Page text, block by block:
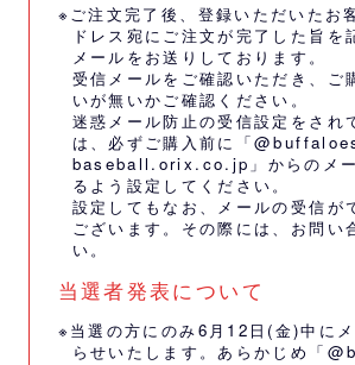
※ご注文完了後、登録いただいたお
ドレス宛にご注文が完了した旨を
メールをお送りしております。
受信メールをご確認いただき、ご
いが無いかご確認ください。
迷惑メール防止の受信設定をされ
は、必ずご購入前に「
baseball.orix.co.jp」からのメー
るよう設定してください。
設定してもなお、メールの受信が
ございます。その際には、 お問い
い。
当選者発表について
※当選の方にのみ6月12日(金)中に
らせいたします。あらかじめ「